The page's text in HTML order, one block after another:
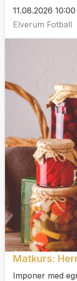
11.08.2026
Elverum Fotball
Matkurs:
Imponer med